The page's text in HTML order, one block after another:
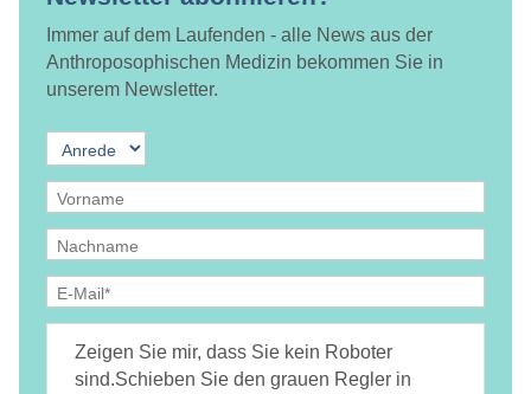
Immer auf dem Laufenden - alle News aus der
Anthroposophischen Medizin bekommen Sie in
unserem Newsletter.
DAMiD mich per E-Mail über Themen und Veranstaltungen
informiert.
Datenschutzerklärung
Zeigen Sie mir, dass Sie kein Roboter
sind.Schieben Sie den grauen Regler in